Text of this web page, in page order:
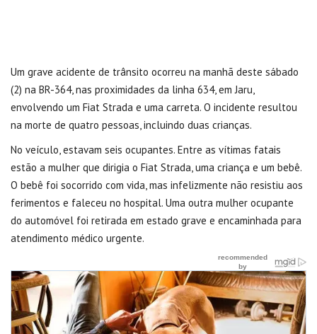
Um grave acidente de trânsito ocorreu na manhã deste sábado
(2) na BR-364, nas proximidades da linha 634, em Jaru,
envolvendo um Fiat Strada e uma carreta. O incidente resultou
na morte de quatro pessoas, incluindo duas crianças.
No veículo, estavam seis ocupantes. Entre as vítimas fatais
estão a mulher que dirigia o Fiat Strada, uma criança e um bebê.
O bebê foi socorrido com vida, mas infelizmente não resistiu aos
ferimentos e faleceu no hospital. Uma outra mulher ocupante
do automóvel foi retirada em estado grave e encaminhada para
atendimento médico urgente.